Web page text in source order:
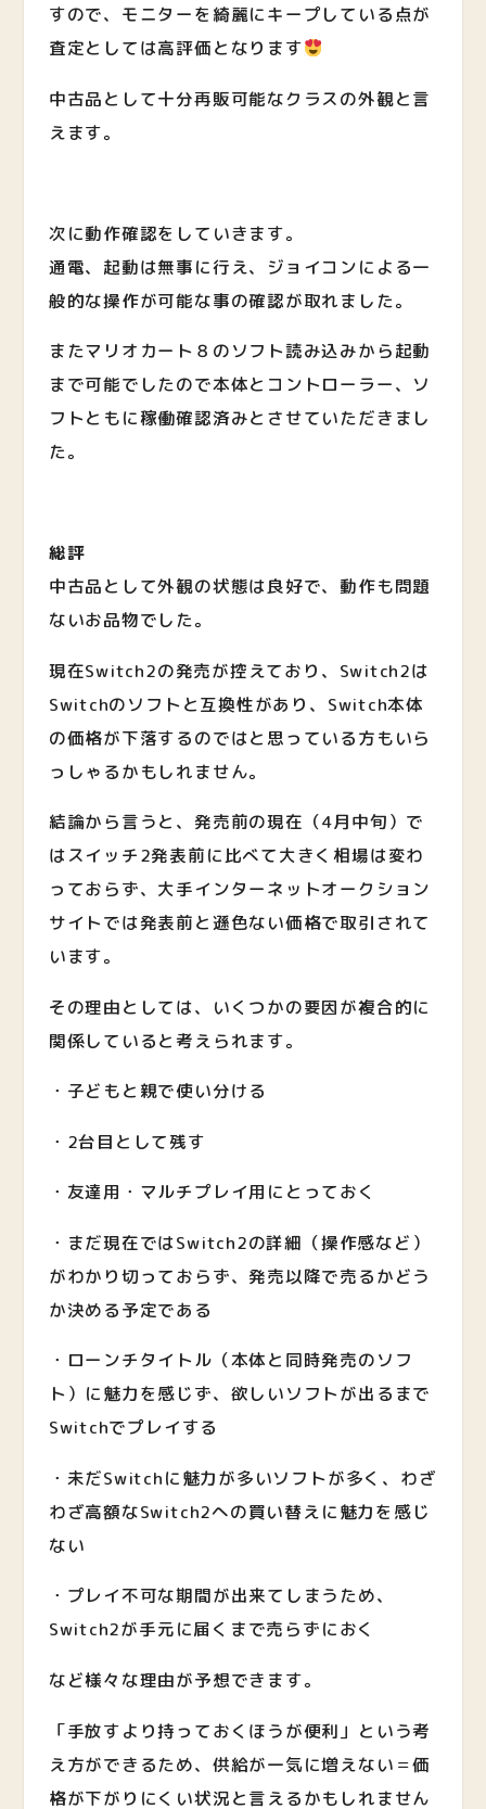
すので、モニターを綺麗にキープしている点が
査定としては高評価となります
中古品として十分再販可能なクラスの外観と言
えます。
次に動作確認をしていきます。
通電、起動は無事に行え、ジョイコンによる一
般的な操作が可能な事の確認が取れました。
またマリオカート８のソフト読み込みから起動
まで可能でしたので本体とコントローラー、ソ
フトともに稼働確認済みとさせていただきまし
た。
総評
中古品として外観の状態は良好で、動作も問題
ないお品物でした。
現在Switch2の発売が控えており、Switch2は
Switchのソフトと互換性があり、Switch本体
の価格が下落するのではと思っている方もいら
っしゃるかもしれません。
結論から言うと、発売前の現在（4月中旬）で
はスイッチ2発表前に比べて大きく相場は変わ
っておらず、大手インターネットオークション
サイトでは発表前と遜色ない価格で取引されて
います。
その理由としては、いくつかの要因が複合的に
関係していると考えられます。
・子どもと親で使い分ける
・2台目として残す
・友達用・マルチプレイ用にとっておく
・まだ現在ではSwitch2の詳細（操作感など）
がわかり切っておらず、発売以降で売るかどう
か決める予定である
・ローンチタイトル（本体と同時発売のソフ
ト）に魅力を感じず、欲しいソフトが出るまで
Switchでプレイする
・未だSwitchに魅力が多いソフトが多く、わざ
わざ高額なSwitch2への買い替えに魅力を感じ
ない
・プレイ不可な期間が出来てしまうため、
Switch2が手元に届くまで売らずにおく
など様々な理由が予想できます。
「手放すより持っておくほうが便利」という考
え方ができるため、供給が一気に増えない＝価
格が下がりにくい状況と言えるかもしれません